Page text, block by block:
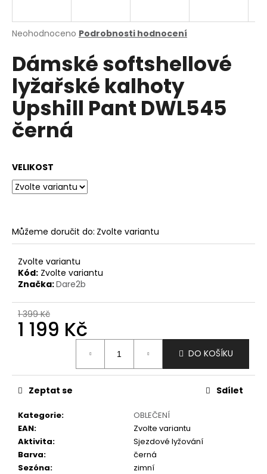
Průměrné
produktu
je
0,0
5
hvězdiček.
Neohodnoceno Podrobnosti hodnocení
Dámské softshellové
lyžařské kalhoty
Upshill Pant DWL545
černá
VELIKOST
Můžeme doručit do: Zvolte variantu
Zvolte variantu
Kód: Zvolte variantu
Značka:Dare2b
1 399 Kč
1 199 Kč
DO KOŠÍKU
Kategorie:
OBLEČENÍ
EAN:
Zvolte variantu
Aktivita:
Sjezdové lyžování
Barva:
černá
Sezóna:
zimní
Zeptat se Sdílet
j
t
?
D
o
r
u
č
u
e
m